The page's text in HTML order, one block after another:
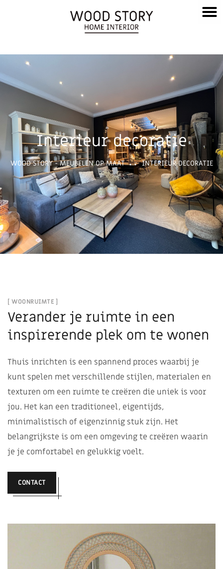
Interieur decoratie
WOOD STORY - MEUBELEN OP MAAT INTERIEUR DECORATIE
[ WOONRUIMTE ]
Verander je ruimte in een
inspirerende plek om te wonen
Thuis inrichten is een spannend proces waarbij je
kunt spelen met verschillende stijlen, materialen en
texturen om een ​​ruimte te creëren die uniek is voor
jou. Het kan een traditioneel, eigentijds,
minimalistisch of eigenzinnig stuk zijn. Het
belangrijkste is om een ​​omgeving te creëren waarin
je je comfortabel en gelukkig voelt.
CONTACT